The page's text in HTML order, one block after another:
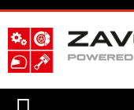
Přejít
na
obsah